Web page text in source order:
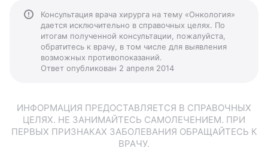
Консультация врача хирурга на тему «Онкология»
дается исключительно в справочных целях. По
итогам полученной консультации, пожалуйста,
обратитесь к врачу, в том числе для выявления
возможных противопоказаний.
Ответ опубликован 2 апреля 2014
ИНФОРМАЦИЯ ПРЕДОСТАВЛЯЕТСЯ В СПРАВОЧНЫХ
ЦЕЛЯХ. НЕ ЗАНИМАЙТЕСЬ САМОЛЕЧЕНИЕМ. ПРИ
ПЕРВЫХ ПРИЗНАКАХ ЗАБОЛЕВАНИЯ ОБРАЩАЙТЕСЬ К
ВРАЧУ.